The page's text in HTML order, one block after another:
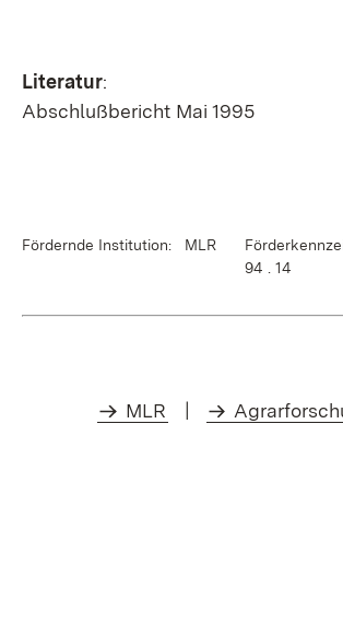
Literatur:
Abschlußbericht Mai 1995
Fördernde Institution: MLR
94 . 14
MLR